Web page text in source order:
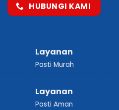
HUBUNGI KAMI
Layanan
Pasti Murah
Layanan
Pasti Aman